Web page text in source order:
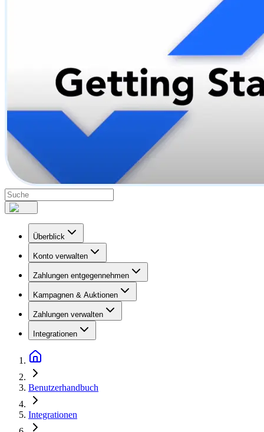
Überblick
Konto verwalten
Zahlungen entgegennehmen
Kampagnen & Auktionen
Zahlungen verwalten
Integrationen
Benutzerhandbuch
Integrationen